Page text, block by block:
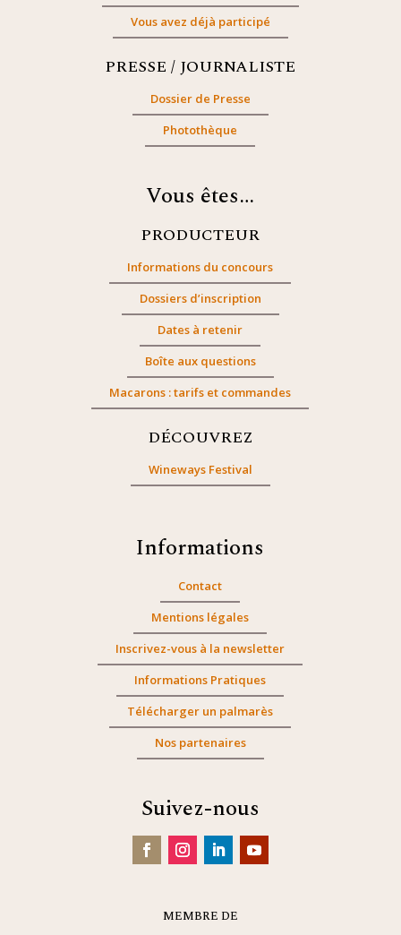
Vous avez déjà participé
PRESSE / JOURNALISTE
Dossier de Presse
Photothèque
Vous êtes…
PRODUCTEUR
Informations du concours
Dossiers d’inscription
Dates à retenir
Boîte aux questions
Macarons : tarifs et commandes
DÉCOUVREZ
Wineways Festival
Informations
Contact
Mentions légales
Inscrivez-vous à la newsletter
Informations Pratiques
Télécharger un palmarès
Nos partenaires
Suivez-nous
MEMBRE DE